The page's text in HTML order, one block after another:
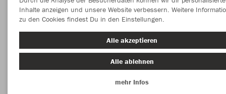
Inhalte anzeigen und unsere Website verbessern. Weitere
zu den Cookies findest Du in den Einstellungen.
Alle akzeptieren
Alle ablehnen
mehr Infos